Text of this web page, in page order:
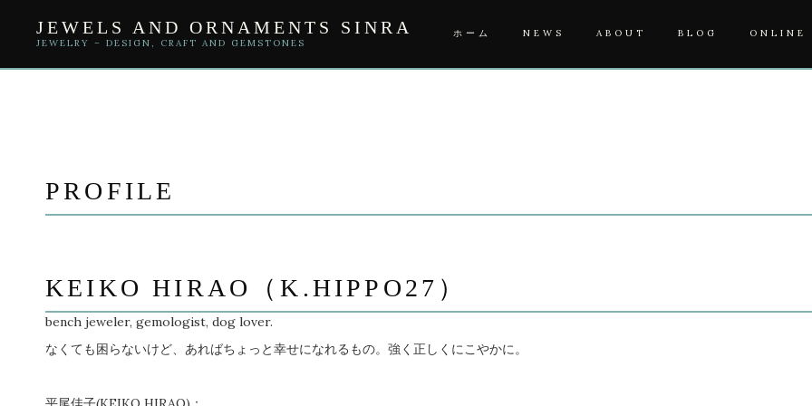
content
JEWELS AND ORNAMENTS SINRA
JEWELRY – DESIGN, CRAFT AND GEMSTONES
ホーム NEWS ABOUT BLOG ONLINE
PROFILE
KEIKO HIRAO（K.HIPPO27）
bench jeweler, gemologist, dog lover.
なくても困らないけど、あればちょっと幸せになれるもの。強く正しくにこやかに。